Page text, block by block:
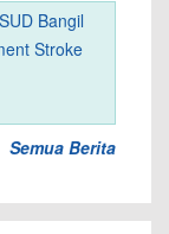
Bangil
Stroke
Semua Berita